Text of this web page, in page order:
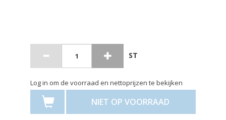
ST
Log in om de voorraad en nettoprijzen te bekijken
NIET OP VOORRAAD